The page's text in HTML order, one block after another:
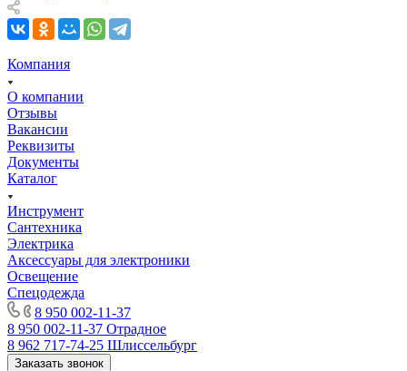
Компания
О компании
Отзывы
Вакансии
Реквизиты
Документы
Каталог
Инструмент
Сантехника
Электрика
Аксессуары для электроники
Освещение
Спецодежда
8 950 002-11-37
8 950 002-11-37 Отрадное
8 962 717-74-25 Шлиссельбург
Заказать звонок